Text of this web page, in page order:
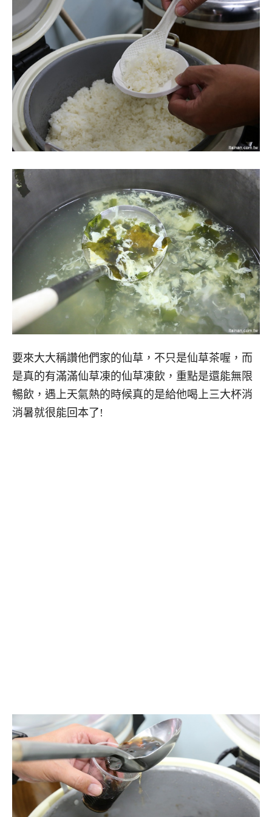
要來大大稱讚他們家的仙草，不只是仙草茶喔，而
是真的有滿滿仙草凍的仙草凍飲，重點是還能無限
暢飲，遇上天氣熱的時候真的是給他喝上三大杯消
消暑就很能回本了!